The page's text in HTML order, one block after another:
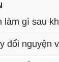
làm gì sau
đổi nguyện